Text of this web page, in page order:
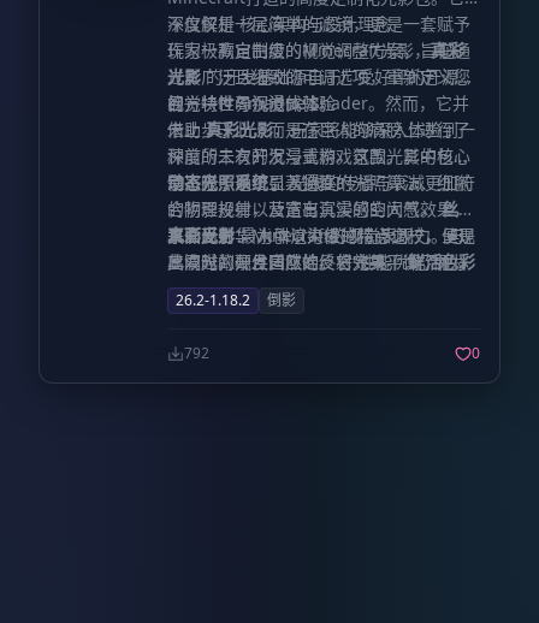
不仅仅是一层简单的滤镜，更是一套赋予
玩家极高自由度的视觉调整方案，旨在通
过其广泛且细致的可调选项，重新定义您
的方块世界视觉体验。
深度解析 核心架构与设计理念
作为一款定制级的Minecraft光影，真彩
光影的开发基础源自于广受好评的开源项
目——Prismarine Shader。然而，它并
未止步于此，而是在巨人的肩膀上进行了
深度的二次开发与重构。这款光影的核心
宗旨在于通过引入逼真的光照算法、细腻
的阴影投射以及富有沉浸感的大气效果，
来全面升华Minecraft的视觉表现力。与
此同时，开发团队始终将“性能优化”视为
重中之重，确保在画质提升的同时，不会
对游戏流畅度造成过重负担。
视觉特性与沉浸式体验
借助真彩光影，玩家将能够深入体验到一
种前所未有的沉浸式游戏氛围。其中包括
但不限于以下显著特性：
动态光照系统：光线的传播与衰减更加符
合物理规律，营造出真实的空间感。丝滑
水面反射：水体渲染经过精心调校，呈现
出波光粼粼且自然的反射效果。鲜活色彩
调校：增强了色彩的饱和度与对比度，让
世界看起来更加生动充满活力。 卓越的硬
件兼容性
真彩光影最为引以为傲的特点之一，便是
其卓越的硬件适应性。它完美平衡了视觉
美学与系统资源占用之间的矛盾，使其成
为中低端配置电脑用户的理想选择。无论
您使用的是入门级设备还是中端主流配
置，都能在保持流畅帧率的前提下，享受
26.2-1.18.2 倒影
792 0